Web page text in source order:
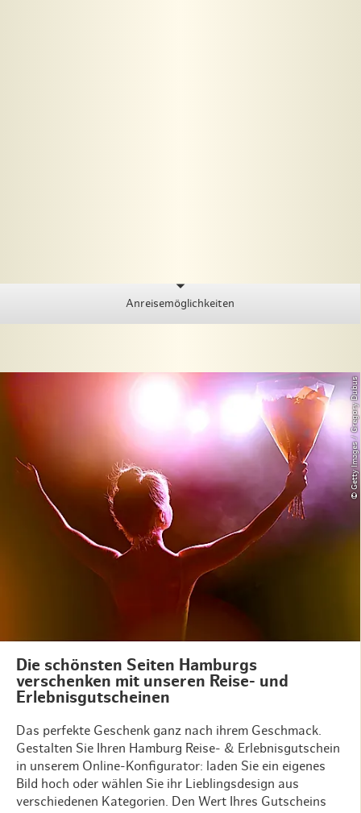
Anreisemöglichkeiten
© Getty Images / Gregory Dubus
Die schönsten Seiten Hamburgs
verschenken mit unseren Reise- und
Erlebnisgutscheinen
Das perfekte Geschenk ganz nach ihrem Geschmack.
Gestalten Sie Ihren Hamburg Reise- & Erlebnisgutschein
in unserem Online-Konfigurator: laden Sie ein eigenes
Bild hoch oder wählen Sie ihr Lieblingsdesign aus
verschiedenen Kategorien. Den Wert Ihres Gutscheins